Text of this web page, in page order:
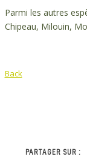
Parmi les autres
Chipeau, Milouin,
Back
PARTAGER SUR :